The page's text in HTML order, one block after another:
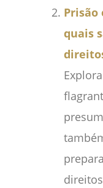
Prisão
quais